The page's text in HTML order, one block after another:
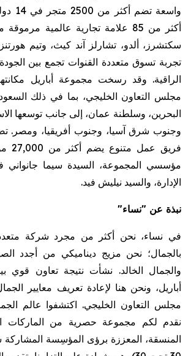
واسعة تضم أكثر من متجر في 14
أكثر
من علامة تجارية عالمية مرموقة
سكتشرز ، ألدو، تشارلز آند كيث، وتيم هورتنز
تجربة تسوق متعددة القنوات تجمع بين
الراقية. وقد رسخت مجموعة أباريل
مجلس التعاون الخليجي، بما في ذلك
البحرين، وسلطنة عمان، إلى جانب توسعها
وجنوب شرق آسيا، وجنوب أفريقيا، ومصر .
فريق عمل متنوع يضم أكثر من
مؤسسي المجموعة، السيدة سيما جانواني
الإدارة، والسيد نيليش فيد.
نبذة عن "نساء"
في نساء، نحن أكثر من مجرد شركة متعددة
بالجمال؛ نحن مزيج ديناميكي من أجدد
والجمال الخالد. نشأت نتيجة تعاون قوي
أباريل، ونحن هنا لإعادة تعريف معايير
مجلس التعاون الخليجي. اكتشفوا عالم
نقدم لكم مجموعة حصرية من الماركات
المنسقة، المعززة برؤى المؤسِسة المشاركة